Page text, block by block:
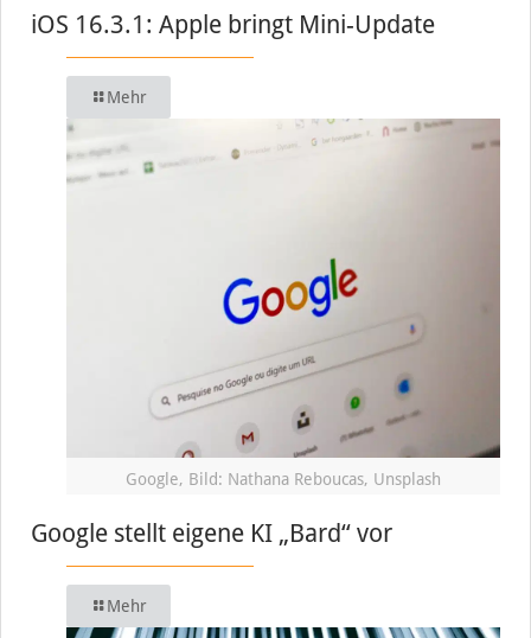
iOS 16.3.1: Apple bringt Mini-Update
Mehr
Google, Bild: Nathana Reboucas, Unsplash
Google stellt eigene KI „Bard“ vor
Mehr